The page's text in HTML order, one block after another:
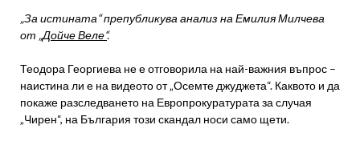
„За истината“ препубликува анализ на Емилия Милчева
от „Дойче Веле“.
Теодора Георгиева не е отговорила на най-важния въпрос –
наистина ли е на видеото от „Осемте джуджета“. Каквото и да
покаже разследването на Европрокуратурата за случая
„Чирен“, на България този скандал носи само щети.